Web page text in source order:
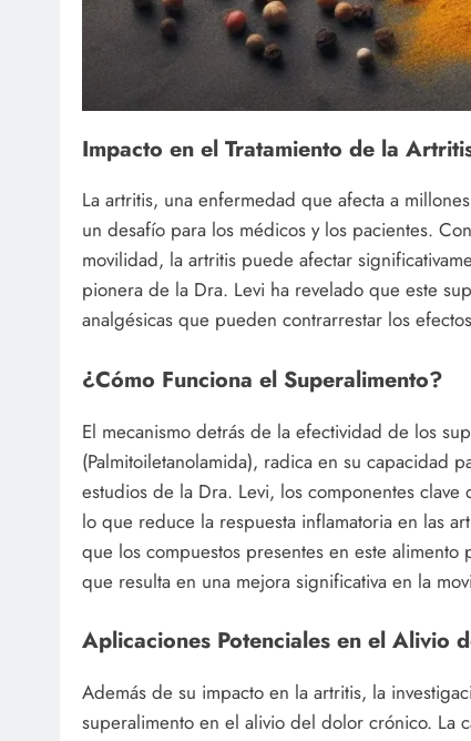
Impacto en el Tratamiento de la
La artritis, una enfermedad que afecta a
un desafío para los médicos y los pacientes.
movilidad, la artritis puede afectar
pionera de la Dra. Levi ha revelado que este
analgésicas que pueden contrarrestar los
¿Cómo Funciona el Superalimento?
El mecanismo detrás de la efectividad de los
(Palmitoiletanolamida), radica en su capacidad
estudios de la Dra. Levi, los componentes
lo que reduce la respuesta inflamatoria en las
que los compuestos presentes en este
que resulta en una mejora significativa en la
Aplicaciones Potenciales en el Alivio
Además de su impacto en la artritis, la
superalimento en el alivio del dolor crónico. La